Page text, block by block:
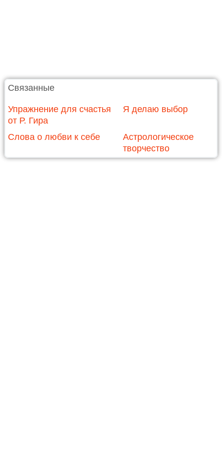
Связанные
Упражнение для счастья
от Р. Гира
Я делаю выбор
Слова о любви к себе
Астрологическое
творчество